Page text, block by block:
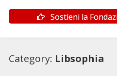
Sostieni la
Category: Libsophia